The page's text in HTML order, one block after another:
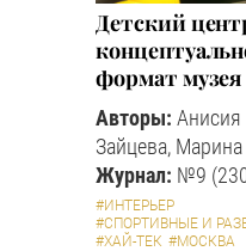
Детский
формат музея
Авторы:
Зайцева,
Журнал: №9
#ИНТЕРЬЕР
#СПОРТИВНЫЕ И
#ХАЙ-ТЕК #МОСКВА